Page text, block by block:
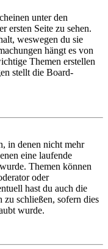
unter den
ersten Seite zu sehen.
weswegen du sie
hängt es von
Themen erstellen
stellt die Board-
in denen nicht mehr
eine laufende
Themen können
oder
hast du auch die
schließen, sofern dies
wurde.